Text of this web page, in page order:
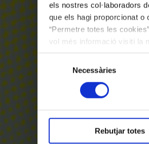
els nostres col·laboradors
que els hagi proporcionat o
“Permetre totes les
vol més informació visiti la
les cookies en qualsevol
Selecció
consentiment
Necessàries
Rebutjar totes